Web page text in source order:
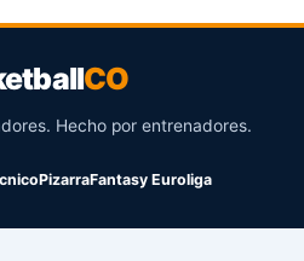
CO
Hecho por entrenadores.
PizarraFantasy Euroliga